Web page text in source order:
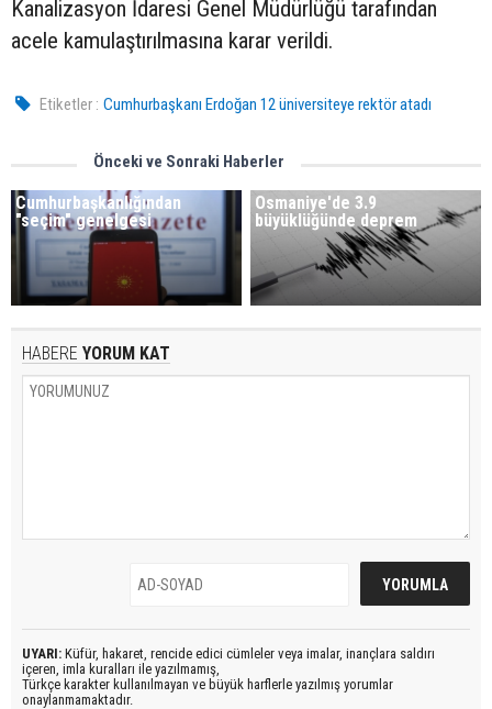
Kanalizasyon İdaresi Genel Müdürlüğü tarafından
acele kamulaştırılmasına karar verildi.
Etiketler : Cumhurbaşkanı Erdoğan 12 üniversiteye rektör atadı
Önceki ve Sonraki Haberler
Cumhurbaşkanlığından
"seçim" genelgesi
Osmaniye'de 3.9
büyüklüğünde deprem
HABERE YORUM KAT
UYARI: Küfür, hakaret, rencide edici cümleler veya imalar, inançlara saldırı
içeren, imla kuralları ile yazılmamış,
Türkçe karakter kullanılmayan ve büyük harflerle yazılmış yorumlar
onaylanmamaktadır.